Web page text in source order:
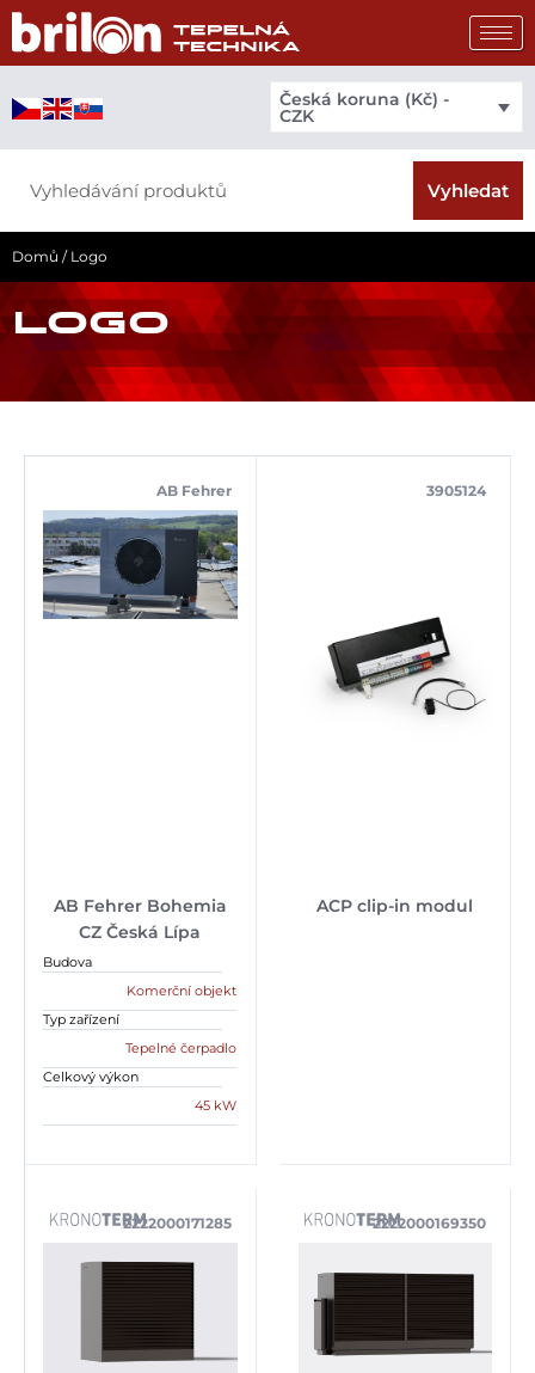
Přeskočit
obsah
Česká koruna (Kč) -
CZK
Vyhledat
Domů / Logo
LOGO
AB Fehrer Bohemia
CZ Česká Lípa
AB Fehrer
Budova
Komerční objekt
Typ zařízení
Tepelné čerpadlo
Celkový výkon
45 kW
ACP clip-in modul
3905124
2222000171285 2222000169350